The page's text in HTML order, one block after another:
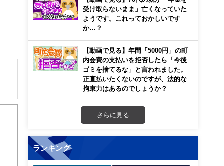
受け取らないまま」亡くなっていた
ようです。これっておかしいです
か…？
【動画で見る】年間「5000円」の町
内会費の支払いを拒否したら「今後
ゴミを捨てるな」と言われました。
正直払いたくないのですが、法的な
拘束力はあるのでしょうか？
さらに見る
ランキング